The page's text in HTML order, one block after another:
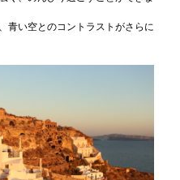
青い空とのコントラストがさらに